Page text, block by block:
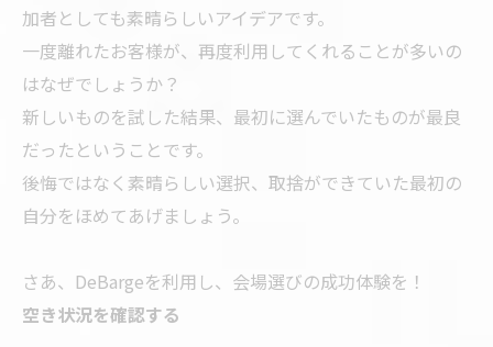
加者としても素晴らしいアイデアです。
一度離れたお客様が、再度利用してくれることが多いの
はなぜでしょうか？
新しいものを試した結果、最初に選んでいたものが最良
だったということです。
後悔ではなく素晴らしい選択、取捨ができていた最初の
自分をほめてあげましょう。
さあ、DeBargeを利用し、会場選びの成功体験を！
空き状況を確認する